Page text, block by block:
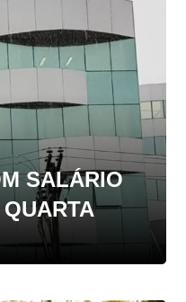
SALÁRIO